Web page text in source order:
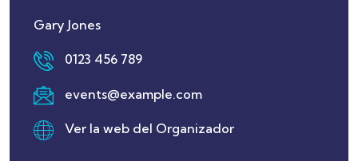
Gary Jones
0123 456 789
events@example.com
Ver la web del Organizador